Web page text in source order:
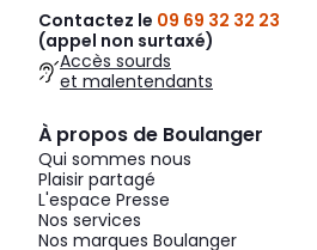
Contactez le 09 69 32 32 23
(appel non surtaxé)
Accès sourds
et malentendants
À propos de Boulanger
Qui sommes nous
Plaisir partagé
L'espace Presse
Nos services
Nos marques Boulanger